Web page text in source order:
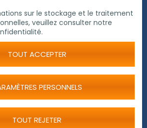
d'acier inoxydable
sur le stockage et le traitement
veuillez consulter notre
TOUT ACCEPTER
PERSONNELS
TOUT REJETER